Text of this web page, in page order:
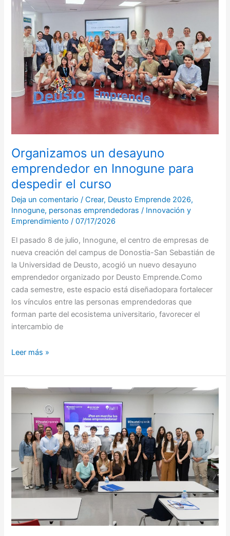
Organizamos un desayuno
emprendedor en Innogune para
despedir el curso
Deja un comentario /Crear, Deusto Emprende 2026,
Innogune, personas emprendedoras / Innovación y
Emprendimiento/07/17/2026
El pasado 8 de julio, Innogune, el centro de empresas de
nueva creación del campus de Donostia-San Sebastián de
la Universidad de Deusto, acogió un nuevo desayuno
emprendedor organizado por Deusto Emprende.Como
cada semestre, este espacio está diseñadopara fortalecer
los vínculos entre las personas emprendedoras que
forman parte del ecosistema universitario, favorecer el
intercambio de
desayuno
emprendedor
Innogune
para
despedir
curso
Leer más »
nueva
edición
impulsando
más
de
veintena
de